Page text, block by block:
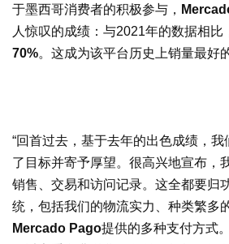
于墨西哥消费者的积极参与，
人惊叹的成绩：与2021年的数据相比
70%。这成为该平台历史上销量最好
“回首过去，基于去年的出色成绩，
了目标并寄予厚望。很高兴地宣布，
销售、交易和访问记录。这全都要归
统，包括我们的物流实力、种类繁多
Mercado Pago提供的多种支付方式